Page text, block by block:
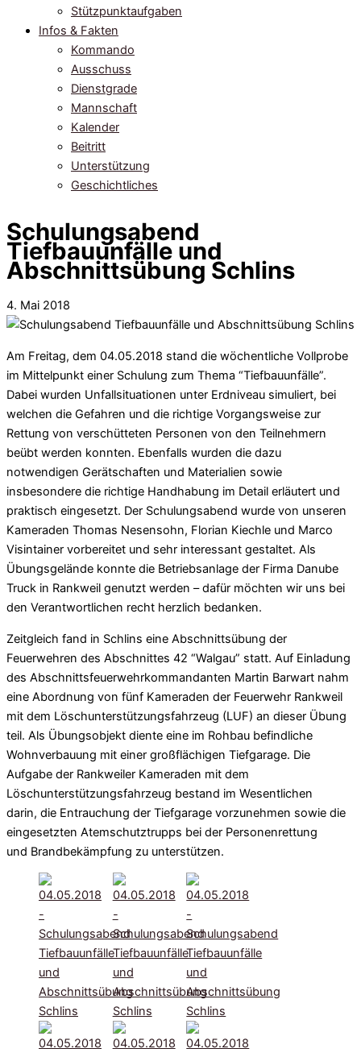
Stützpunktaufgaben
Infos & Fakten
Kommando
Ausschuss
Dienstgrade
Mannschaft
Kalender
Beitritt
Unterstützung
Geschichtliches
Schulungsabend
Tiefbauunfälle und
Abschnittsübung Schlins
4. Mai 2018
Am Freitag, dem 04.05.2018 stand die wöchentliche Vollprobe
im Mittelpunkt einer Schulung zum Thema “Tiefbauunfälle”.
Dabei wurden Unfallsituationen unter Erdniveau simuliert, bei
welchen die Gefahren und die richtige Vorgangsweise zur
Rettung von verschütteten Personen von den Teilnehmern
beübt werden konnten. Ebenfalls wurden die dazu
notwendigen Gerätschaften und Materialien sowie
insbesondere die richtige Handhabung im Detail erläutert und
praktisch eingesetzt. Der Schulungsabend wurde von unseren
Kameraden Thomas Nesensohn, Florian Kiechle und Marco
Visintainer vorbereitet und sehr interessant gestaltet. Als
Übungsgelände konnte die Betriebsanlage der Firma Danube
Truck in Rankweil genutzt werden – dafür möchten wir uns bei
den Verantwortlichen recht herzlich bedanken.
Zeitgleich fand in Schlins eine Abschnittsübung der
Feuerwehren des Abschnittes 42 “Walgau” statt. Auf Einladung
des Abschnittsfeuerwehrkommandanten Martin Barwart nahm
eine Abordnung von fünf Kameraden der Feuerwehr Rankweil
mit dem Löschunterstützungsfahrzeug (LUF) an dieser Übung
teil. Als Übungsobjekt diente eine im Rohbau befindliche
Wohnverbauung mit einer großflächigen Tiefgarage. Die
Aufgabe der Rankweiler Kameraden mit dem
Löschunterstützungsfahrzeug bestand im Wesentlichen
darin, die Entrauchung der Tiefgarage vorzunehmen sowie die
eingesetzten Atemschutztrupps bei der Personenrettung
und Brandbekämpfung zu unterstützen.